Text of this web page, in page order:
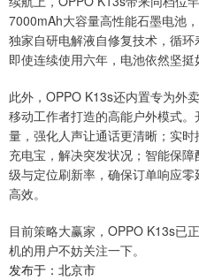
7000mAh大容量高性能石墨电池
独家自研电解液自修复技术，循
即使连续使用六年，电池依然坚挺
此外，OPPO K13s还内置专为外
移动工作者打造的高能户外模式
量，强化人声让通话更清晰；实
充电宝，解决突发状况；智能保
级与定位刷新率，确保订单响应
高效。
目前策略大赢家，OPPO K13s已
机的用户不妨关注一下。
发布于：北京市